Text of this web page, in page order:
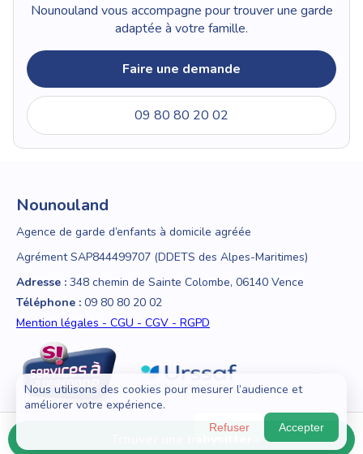
Nounouland vous accompagne pour trouver une garde
adaptée à votre famille.
Faire une demande
09 80 80 20 02
Nounouland
Agence de garde d’enfants à domicile agréée
Agrément SAP844499707 (DDETS des Alpes-Maritimes)
Adresse : 348 chemin de Sainte Colombe, 06140 Vence
Téléphone : 09 80 80 20 02
Mention légales - CGU - CGV - RGPD
© 2018 - 2026 Nounouland — Tous droits réservés
Nous utilisons des cookies pour mesurer l’audience et
améliorer votre expérience.
Refuser Accepter